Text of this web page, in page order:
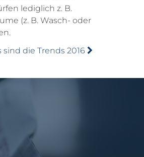
lediglich z. B.
(z. B. Wasch- oder
die Trends 2016